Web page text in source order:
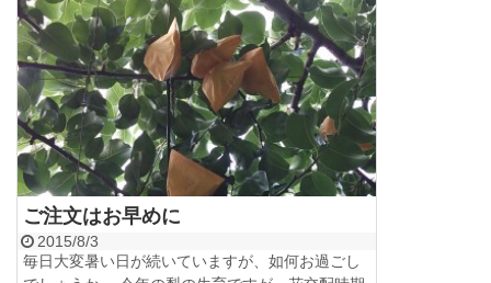
ご注文はお早めに
2015/8/3
毎日大変暑い日が続いていますが、如何お過ごし